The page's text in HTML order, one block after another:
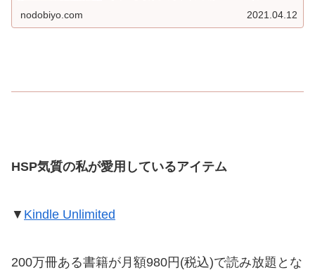
めの髪型や注意点、自分に合う髪型を知る方法などに
nodobiyo.com 2021.04.12
HSP気質の私が愛用しているアイテム
▼ Kindle Unlimited
200万冊ある書籍が月額980円(税込)で読み放題とな